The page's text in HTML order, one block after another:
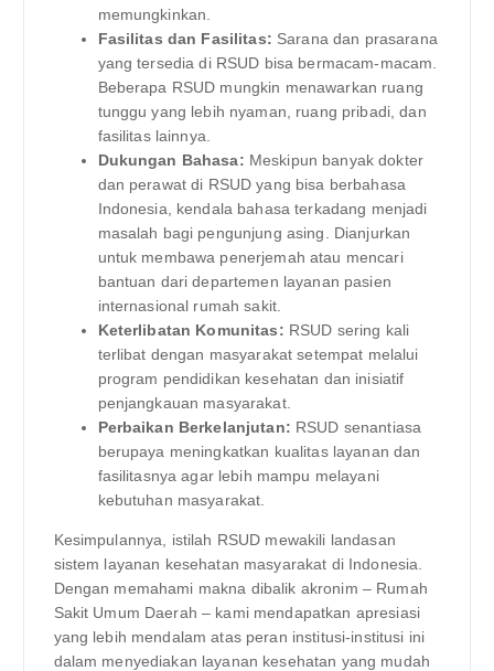
memungkinkan.
Fasilitas dan Fasilitas: Sarana dan prasarana
yang tersedia di RSUD bisa bermacam-macam.
Beberapa RSUD mungkin menawarkan ruang
tunggu yang lebih nyaman, ruang pribadi, dan
fasilitas lainnya.
Dukungan Bahasa: Meskipun banyak dokter
dan perawat di RSUD yang bisa berbahasa
Indonesia, kendala bahasa terkadang menjadi
masalah bagi pengunjung asing. Dianjurkan
untuk membawa penerjemah atau mencari
bantuan dari departemen layanan pasien
internasional rumah sakit.
Keterlibatan Komunitas: RSUD sering kali
terlibat dengan masyarakat setempat melalui
program pendidikan kesehatan dan inisiatif
penjangkauan masyarakat.
Perbaikan Berkelanjutan: RSUD senantiasa
berupaya meningkatkan kualitas layanan dan
fasilitasnya agar lebih mampu melayani
kebutuhan masyarakat.
Kesimpulannya, istilah RSUD mewakili landasan
sistem layanan kesehatan masyarakat di Indonesia.
Dengan memahami makna dibalik akronim – Rumah
Sakit Umum Daerah – kami mendapatkan apresiasi
yang lebih mendalam atas peran institusi-institusi ini
dalam menyediakan layanan kesehatan yang mudah